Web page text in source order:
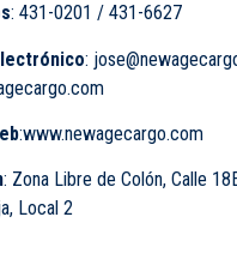
: 431-0201 / 431-6627
:
:www.newagecargo.com
: Zona Libre de Colón, Calle
Local 2